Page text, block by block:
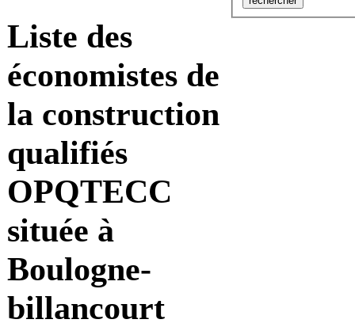
Liste des
économistes de
la construction
qualifiés
OPQTECC
située à
Boulogne-
billancourt